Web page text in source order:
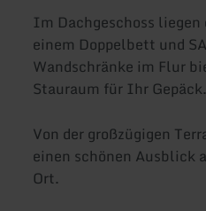
Im Dachgeschoss
einem Doppelbett und
Wandschränke im Flur
Stauraum für Ihr Gepäck.
Von der großzügigen
einen schönen Ausblick
Ort.